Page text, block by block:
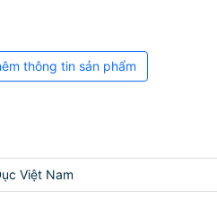
thông tin sản phẩm
Việt Nam